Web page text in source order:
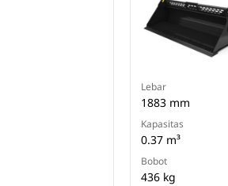
Lebar
1883 mm
Kapasitas
0.37 m³
Bobot
436 kg